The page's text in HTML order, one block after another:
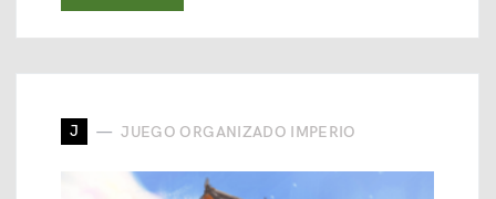
J JUEGO ORGANIZADO IMPERIO